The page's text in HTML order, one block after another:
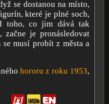
se dostanou na místo,
které je plné soch,
toho, co jim dává tak
začne je pronásledovat
musí probít z města a
hororu z roku 1953,